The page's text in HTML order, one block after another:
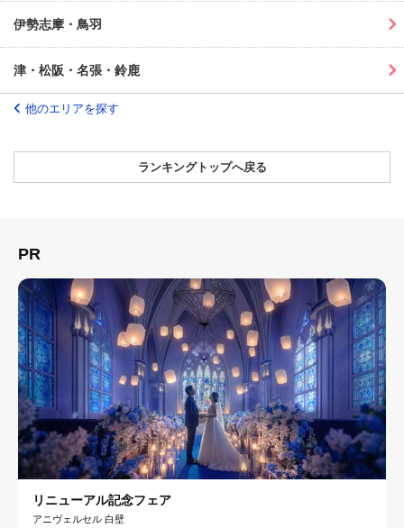
伊勢志摩・鳥羽
津・松阪・名張・鈴鹿
他のエリアを探す
ランキングトップへ戻る
PR
リニューアル記念フェア
アニヴェルセル 白壁